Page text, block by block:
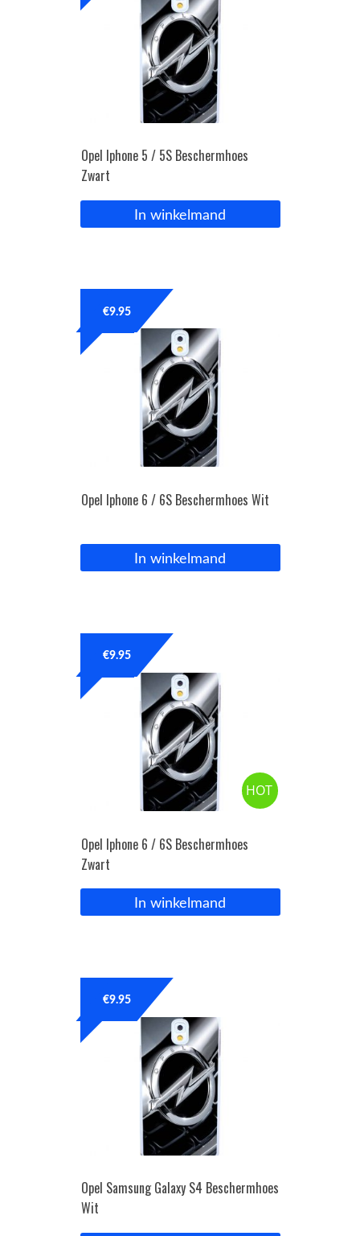
Opel Iphone 5 / 5S Beschermhoes
Zwart
In winkelmand
Opel Iphone 6 / 6S Beschermhoes Wit
€9.95
In winkelmand
HOT
Opel Iphone 6 / 6S Beschermhoes
Zwart
€9.95
In winkelmand
Opel Samsung Galaxy S4 Beschermhoes
Wit
€9.95